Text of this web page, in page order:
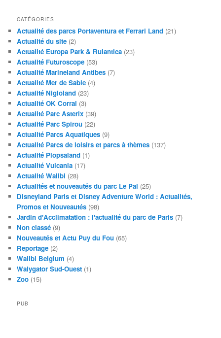
CATÉGORIES
Actualité des parcs Portaventura et Ferrari Land (21)
Actualité du site (2)
Actualité Europa Park & Rulantica (23)
Actualité Futuroscope (53)
Actualité Marineland Antibes (7)
Actualité Mer de Sable (4)
Actualité Nigloland (23)
Actualité OK Corral (3)
Actualité Parc Asterix (39)
Actualité Parc Spirou (22)
Actualité Parcs Aquatiques (9)
Actualité Parcs de loisirs et parcs à thèmes (137)
Actualité Plopsaland (1)
Actualité Vulcania (17)
Actualité Walibi (28)
Actualités et nouveautés du parc Le Pal (25)
Disneyland Paris et Disney Adventure World : Actualités,
Promos et Nouveautés (98)
Jardin d'Acclimatation : l'actualité du parc de Paris (7)
Non classé (9)
Nouveautés et Actu Puy du Fou (65)
Reportage (2)
Walibi Belgium (4)
Walygator Sud-Ouest (1)
Zoo (15)
PUB